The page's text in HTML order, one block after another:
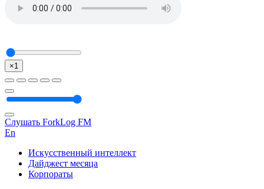
×1
Слушать ForkLog FM
En
Искусственный интеллект
Дайджест месяца
Корпораты